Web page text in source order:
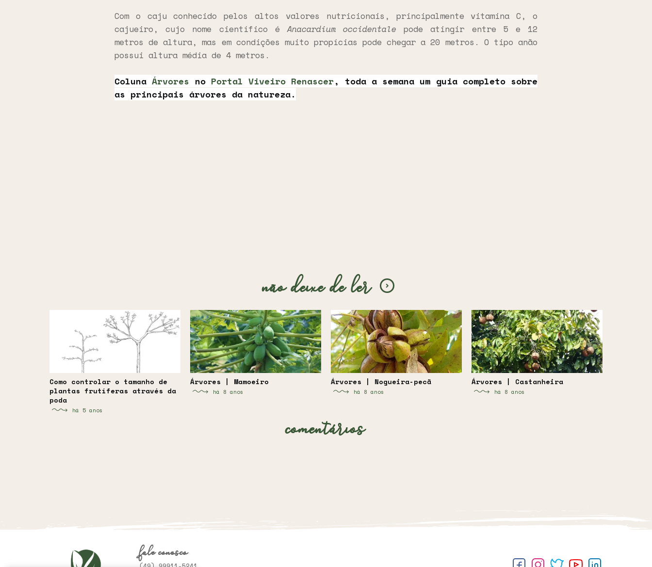
Com o caju conhecido pelos altos valores nutricionais, principalmente vitamina C, o
cajueiro, cujo nome científico éAnacardium occidentale pode atingir entre 5 e 12
metros de altura, mas em condições muito propícias pode chegar a 20 metros. O tipo anão
possui altura média de 4 metros.
ColunaÁrvores no Portal Viveiro Renascer, toda a semana um guia completo sobre
as principais árvores da natureza.
não deixe de ler
Como controlar o tamanho de
plantas frutíferas através da
poda
há 5 anos
Árvores | Mamoeiro
há 8 anos
Árvores | Nogueira-pecã
há 8 anos
Árvores | Castanheira
há 8 anos
comentários
fale conosco